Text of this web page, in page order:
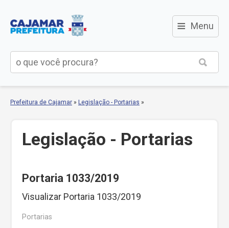
≡ Menu
Prefeitura de Cajamar » Legislação - Portarias »
Legislação - Portarias
Portaria 1033/2019
Visualizar Portaria 1033/2019
Portarias